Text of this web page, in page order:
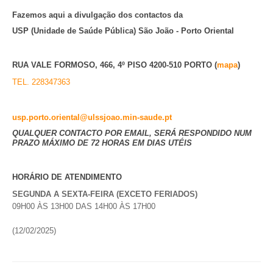
AUTARQUIA
CONSTITUIÇÃO
ASSEMBLEIA DE FREGUESIA
GRAVAÇÕES DAS REUNIÕES PÚBLICAS DO EXECUTIVO
ATAS E DOCUMENTOS DA ASSEMBLEIA
REGULAMENTOS E TAXAS
Fazemos aqui a divulgação dos contactos da
USP (Unidade de Saúde Pública) São João - Porto Oriental
RUA VALE FORMOSO, 466, 4º PISO 4200-510 PORTO (mapa)
TEL. 228347363
usp.porto.oriental@ulssjoao.min-saude.pt
QUALQUER CONTACTO POR EMAIL, SERÁ RESPONDIDO NUM
PRAZO MÁXIMO DE 72 HORAS EM DIAS UTÉIS
HORÁRIO DE ATENDIMENTO
SEGUNDA A SEXTA-FEIRA (EXCETO FERIADOS)
09H00 ÀS 13H00 DAS 14H00 ÀS 17H00
(12/02/2025)